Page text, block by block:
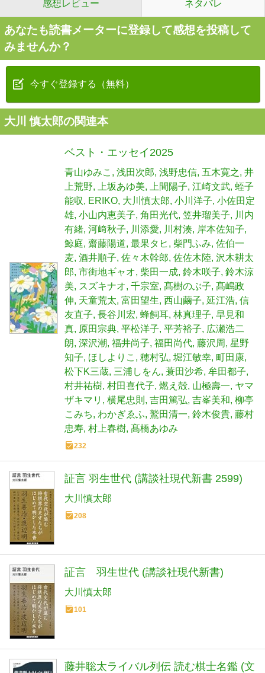
感想レビュー ネタバレ
あなたも読書メーターに登録して感想を投稿して
みませんか？
今すぐ登録する（無料）
大川 慎太郎の関連本
ベスト・エッセイ2025
青山ゆみこ 浅田次郎 浅野忠信 五木寛之 井
上荒野
上坂あゆ美 上間陽子 江崎文武 蛭子
能収
ERIKO 大川慎太郎 小川洋子 小佐田定
雄 小山内恵美子 角田光代 笠井瑠美子
川内
有緒 河﨑秋子 川添愛 川村湊
岸本佐知子
鯨庭 齋藤陽道 最果タヒ 柴門ふみ 佐伯一
麦 酒井順子 佐々木幹郎 佐佐木陸 沢木耕太
郎 市街地ギャオ 柴田一成 鈴木咲子 鈴木涼
美
スズキナオ 千宗室 髙樹のぶ子 髙嶋政
伸 天童荒太 富田望生 西山繭子 延江浩 信
友直子 長谷川宏 蜂飼耳 林真理子 早見和
真 原田宗典 平松洋子 平芳裕子
広瀬浩二
朗 深沢潮 福井尚子 福田尚代 藤沢周
星野
知子 ほしよりこ 穂村弘 堀江敏幸 町田康
松下K三蔵 三浦しをん 蓑田沙希 牟田都子
村井祐樹 村田喜代子 燃え殻 山極壽一 ヤマ
ザキマリ
横尾忠則 吉田篤弘 吉峯美和 柳亭
こみち
わかぎゑふ 鷲田清一 鈴木俊貴 藤村
忠寿 村上春樹 髙橋あゆみ
232
証言 羽生世代 (講談社現代新書 2599)
大川慎太郎
208
証言 羽生世代 (講談社現代新書)
大川慎太郎
101
藤井聡太ライバル列伝 読む棋士名鑑 (文